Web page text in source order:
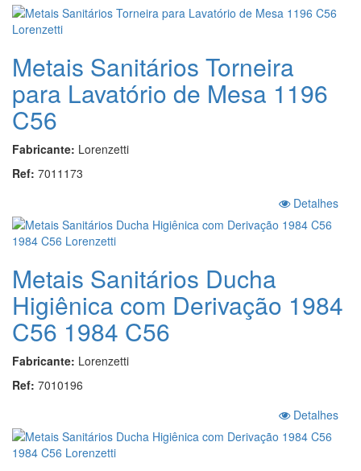
Metais Sanitários Torneira
para Lavatório de Mesa 1196
C56
Fabricante: Lorenzetti
Ref: 7011173
Detalhes
Metais Sanitários Ducha
Higiênica com Derivação 1984
C56 1984 C56
Fabricante: Lorenzetti
Ref: 7010196
Detalhes